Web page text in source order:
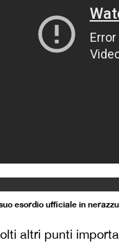
esordio ufficiale in
altri punti